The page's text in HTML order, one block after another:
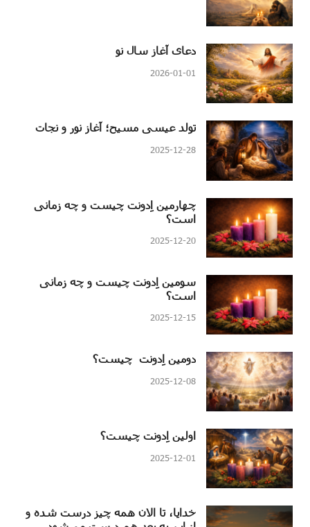
دعای آغاز سال نو
2026-01-01
تولد عیسی مسیح؛ آغاز نور و نجات
2025-12-28
چهارمین اِدونت چیست و چه زمانی
است؟
2025-12-20
سومین اِدونت چیست و چه زمانی
است؟
2025-12-15
دومین اِدونت چیست؟
2025-12-08
اولین اِدونت چیست؟
2025-12-01
خدایا، تا الان همه چیز درست شده و